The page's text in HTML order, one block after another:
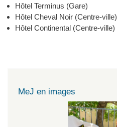
Hôtel Terminus (Gare)
Hôtel Cheval Noir (Centre-ville)
Hôtel Continental (Centre-ville)
MeJ en images